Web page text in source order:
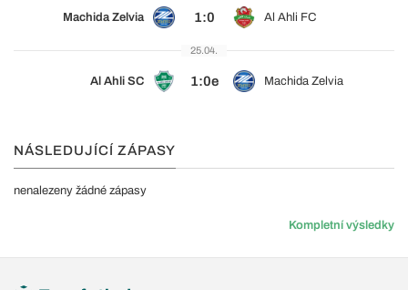
Machida Zelvia 1:0 Al Ahli FC
25.04.
Al Ahli SC 1:0e Machida Zelvia
NÁSLEDUJÍCÍ ZÁPASY
nenalezeny žádné zápasy
Kompletní výsledky